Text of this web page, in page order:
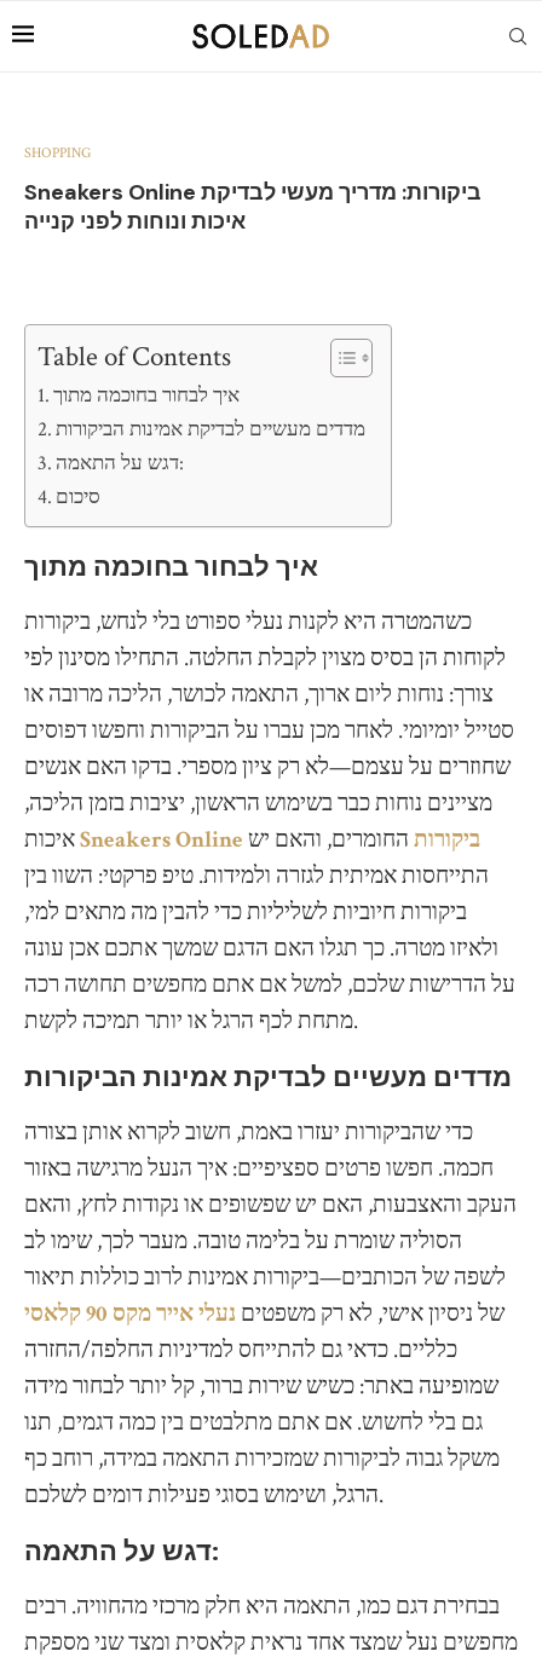
SHOPPING
Sneakers Online ביקורות: מדריך מעשי לבדיקת
איכות ונוחות לפני קנייה
Table of Contents
איך לבחור בחוכמה מתוך
מדדים מעשיים לבדיקת אמינות הביקורות
דגש על התאמה:
סיכום
איך לבחור בחוכמה מתוך
כשהמטרה היא לקנות נעלי ספורט בלי לנחש, ביקורות
לקוחות הן בסיס מצוין לקבלת החלטה. התחילו מסינון לפי
צורך: נוחות ליום ארוך, התאמה לכושר, הליכה מרובה או
סטייל יומיומי. לאחר מכן עברו על הביקורות וחפשו דפוסים
שחוזרים על עצמם—לא רק ציון מספרי. בדקו האם אנשים
מציינים נוחות כבר בשימוש הראשון, יציבות בזמן הליכה,
Sneakers Online ביקורות החומרים, והאם יש
התייחסות אמיתית לגזרה ולמידות. טיפ פרקטי: השוו בין
ביקורות חיוביות לשליליות כדי להבין מה מתאים למי,
ולאיזו מטרה. כך תגלו האם הדגם שמשך אתכם אכן עונה
על הדרישות שלכם, למשל אם אתם מחפשים תחושה רכה
מתחת לכף הרגל או יותר תמיכה לקשת.
מדדים מעשיים לבדיקת אמינות הביקורות
כדי שהביקורות יעזרו באמת, חשוב לקרוא אותן בצורה
חכמה. חפשו פרטים ספציפיים: איך הנעל מרגישה באזור
העקב והאצבעות, האם יש שפשופים או נקודות לחץ, והאם
הסוליה שומרת על בלימה טובה. מעבר לכך, שימו לב
לשפה של הכותבים—ביקורות אמינות לרוב כוללות תיאור
של ניסיון אישי, לא רק משפטים נעלי אייר מקס 90 קלאסי
כלליים. כדאי גם להתייחס למדיניות החלפה/החזרה
שמופיעה באתר: כשיש שירות ברור, קל יותר לבחור מידה
גם בלי לחשוש. אם אתם מתלבטים בין כמה דגמים, תנו
משקל גבוה לביקורות שמזכירות התאמה במידה, רוחב כף
הרגל, ושימוש בסוגי פעילות דומים לשלכם.
דגש על התאמה:
בבחירת דגם כמו, התאמה היא חלק מרכזי מהחוויה. רבים
מחפשים נעל שמצד אחד נראית קלאסית ומצד שני מספקת